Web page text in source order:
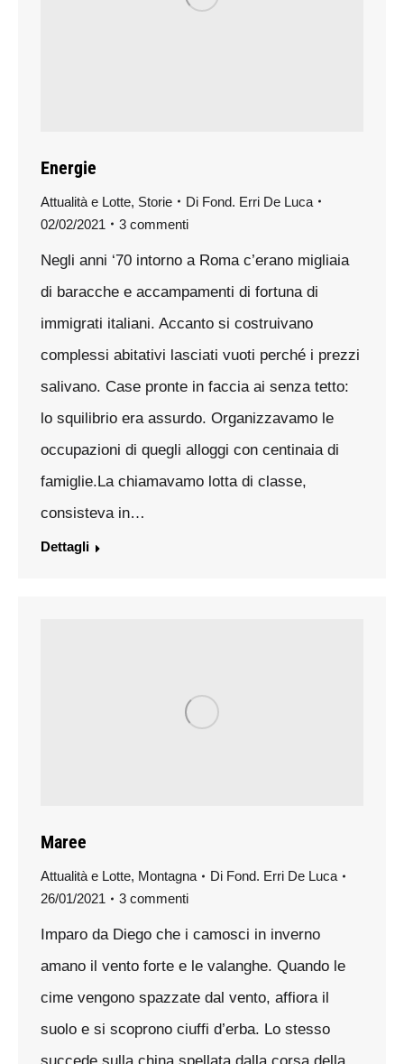
Energie
Attualità e Lotte, Storie Di Fond. Erri De Luca
02/02/2021
3 commenti
Negli anni ‘70 intorno a Roma c’erano migliaia
di baracche e accampamenti di fortuna di
immigrati italiani. Accanto si costruivano
complessi abitativi lasciati vuoti perché i prezzi
salivano. Case pronte in faccia ai senza tetto:
lo squilibrio era assurdo. Organizzavamo le
occupazioni di quegli alloggi con centinaia di
famiglie.La chiamavamo lotta di classe,
consisteva in…
Dettagli
Maree
Attualità e Lotte, Montagna Di Fond. Erri De Luca
26/01/2021
3 commenti
Imparo da Diego che i camosci in inverno
amano il vento forte e le valanghe. Quando le
cime vengono spazzate dal vento, affiora il
suolo e si scoprono ciuffi d’erba. Lo stesso